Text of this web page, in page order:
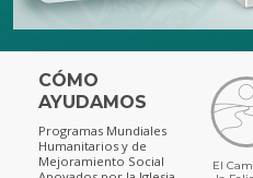
CÓMO
AYUDAMOS
Programas Mundiales
Humanitarios y de
Mejoramiento Social
El